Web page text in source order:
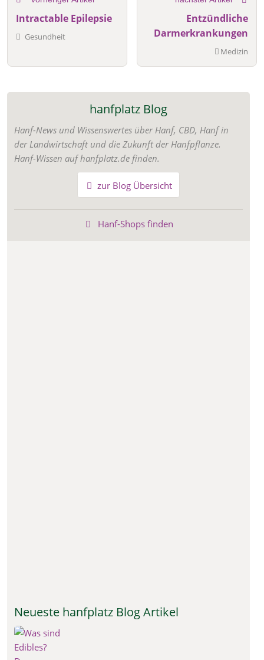
Intractable Epilepsie
Gesundheit
Entzündliche
Darmerkrankungen
Medizin
hanfplatz Blog
Hanf-News und Wissenswertes über Hanf, CBD, Hanf in
der Landwirtschaft und die Zukunft der Hanfpflanze.
Hanf-Wissen auf hanfplatz.de finden.
zur Blog Übersicht
Hanf-Shops finden
Neueste hanfplatz Blog Artikel